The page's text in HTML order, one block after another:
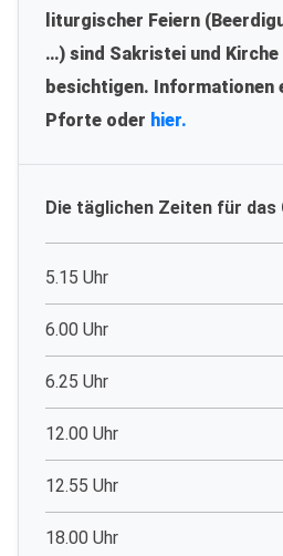
liturgischer Feiern
…) sind Sakristei und
besichtigen. Informationen
Pforte oder hier.
Die täglichen Zeiten für das
5.15 Uhr
6.00 Uhr
6.25 Uhr
12.00 Uhr
12.55 Uhr
18.00 Uhr